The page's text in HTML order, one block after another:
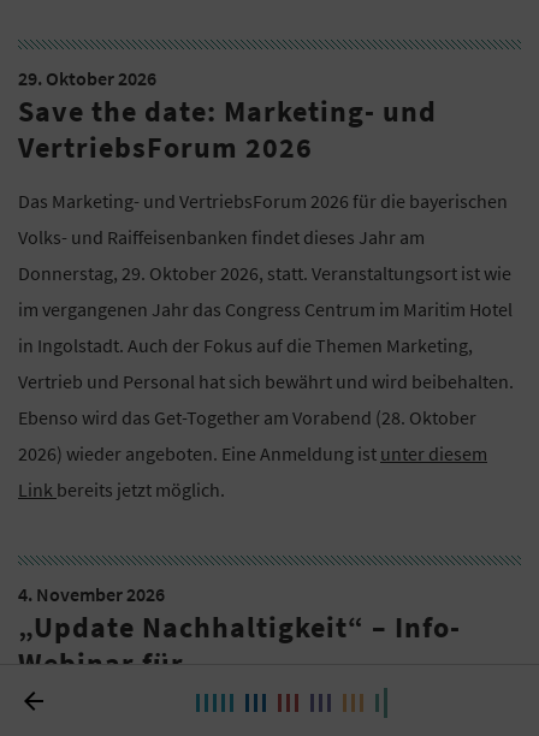
29. Oktober 2026
Save the date: Marketing- und
VertriebsForum 2026
Das Marketing- und VertriebsForum 2026 für die bayerischen
Volks- und Raiffeisenbanken findet dieses Jahr am
Donnerstag, 29. Oktober 2026, statt. Veranstaltungsort ist wie
im vergangenen Jahr das Congress Centrum im Maritim Hotel
in Ingolstadt. Auch der Fokus auf die Themen Marketing,
Vertrieb und Personal hat sich bewährt und wird beibehalten.
Ebenso wird das Get-Together am Vorabend (28. Oktober
2026) wieder angeboten. Eine Anmeldung ist unter diesem
Link bereits jetzt möglich.
4. November 2026
„Update Nachhaltigkeit“ – Info-
Webinar für
Nachhaltigkeitsverantwortliche
